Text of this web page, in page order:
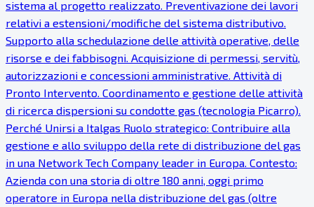
sistema al progetto realizzato. Preventivazione dei lavori
relativi a estensioni/modifiche del sistema distributivo.
Supporto alla schedulazione delle attività operative, delle
risorse e dei fabbisogni. Acquisizione di permessi, servitù,
autorizzazioni e concessioni amministrative. Attività di
Pronto Intervento. Coordinamento e gestione delle attività
di ricerca dispersioni su condotte gas (tecnologia Picarro).
Perché Unirsi a Italgas Ruolo strategico: Contribuire alla
gestione e allo sviluppo della rete di distribuzione del gas
in una Network Tech Company leader in Europa. Contesto:
Azienda con una storia di oltre 180 anni, oggi primo
operatore in Europa nella distribuzione del gas (oltre